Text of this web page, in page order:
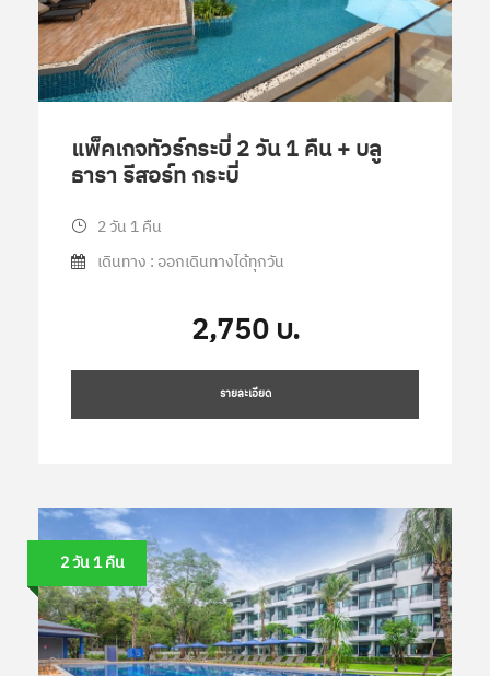
แพ็คเกจทัวร์กระบี่ 2 วัน 1 คืน + บลู
ธารา รีสอร์ท กระบี่
2 วัน 1 คืน
เดินทาง : ออกเดินทางได้ทุกวัน
2,750 บ.
รายละเอียด
2 วัน 1 คืน